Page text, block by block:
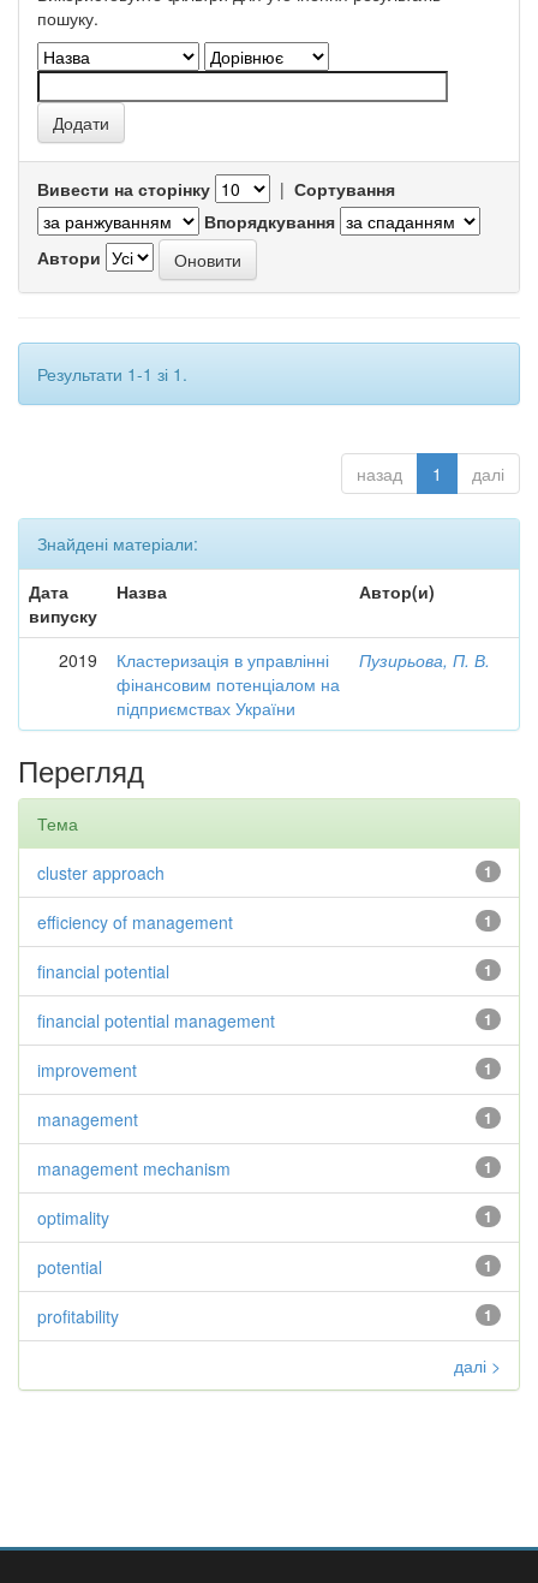
пошуку.
Вивести на сторінку | Сортування
Впорядкування
Автори
Результати 1-1 зі 1.
назад 1 далі
Знайдені матеріали:
Дата
випуску
Назва Автор(и)
2019
Кластеризація в управлінні
фінансовим потенціалом на
підприємствах України
Пузирьова, П. В.
Перегляд
Тема
1
cluster approach
1
efficiency of management
1
financial potential
1
financial potential management
1
improvement
1
management
1
management mechanism
1
optimality
1
potential
1
profitability
далі >